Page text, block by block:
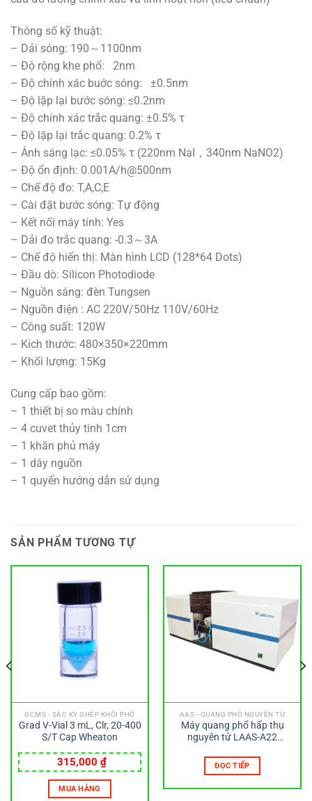
Thông số kỹ thuật:
– Dải sóng: 190～1100nm
– Độ rộng khe phổ: 2nm
– Độ chính xác buớc sóng: ±0.5nm
– Độ lặp lại bước sóng: ≤0.2nm
– Độ chính xác trắc quang: ±0.5% τ
– Độ lặp lại trắc quang: 0.2% τ
– Ánh sáng lạc: ≤0.05% τ (220nm NaI，340nm NaNO2)
– Độ ổn định: 0.001A/h@500nm
– Chế độ đo: T,A,C,E
– Cài đặt bước sóng: Tự động
– Kết nối máy tính: Yes
– Dải đo trắc quang: -0.3～3A
– Chế độ hiển thị: Màn hình LCD (128*64 Dots)
– Đầu dò: Silicon Photodiode
– Nguồn sáng: đèn Tungsen
– Nguồn điện : AC 220V/50Hz 110V/60Hz
– Công suất: 120W
– Kích thước: 480×350×220mm
– Khối lượng: 15Kg
Cung cấp bao gồm:
– 1 thiết bị so màu chính
– 4 cuvet thủy tinh 1cm
– 1 khăn phủ máy
– 1 dây nguồn
– 1 quyển hướng dẫn sử dụng
SẢN PHẨM TƯƠNG TỰ
GCMS - SẮC KÝ GHÉP KHỐI PHỔ
Grad V-Vial 3 mL, Clr, 20-400
S/T Cap Wheaton
315,000 ₫
MUA HÀNG
AAS - QUANG PHỔ NGUYÊN TỬ
Máy quang phổ hấp thụ
nguyên tử LAAS-A22
ĐỌC TIẾP